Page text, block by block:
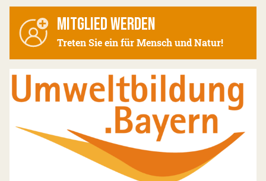
MITGLIED WERDEN
Treten Sie ein für Mensch und Natur!